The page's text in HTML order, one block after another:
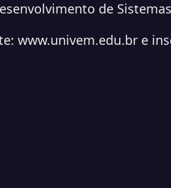
de
www.univem.edu.br e